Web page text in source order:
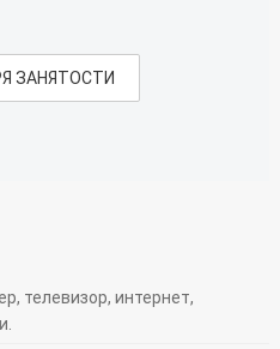
ЗАНЯТОСТИ
телевизор, интернет,